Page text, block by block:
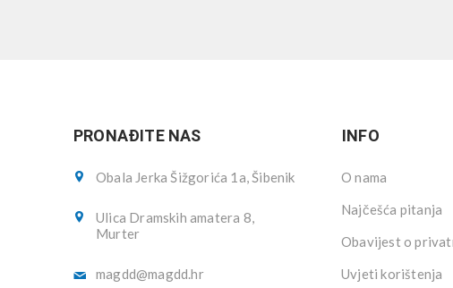
PRONAĐITE NAS
Obala Jerka Šižgorića 1a, Šibenik
Ulica Dramskih amatera 8,
Murter
magdd@magdd.hr
INFO
O nama
Najčešća pitanja
Obavijest o
Uvjeti korištenja